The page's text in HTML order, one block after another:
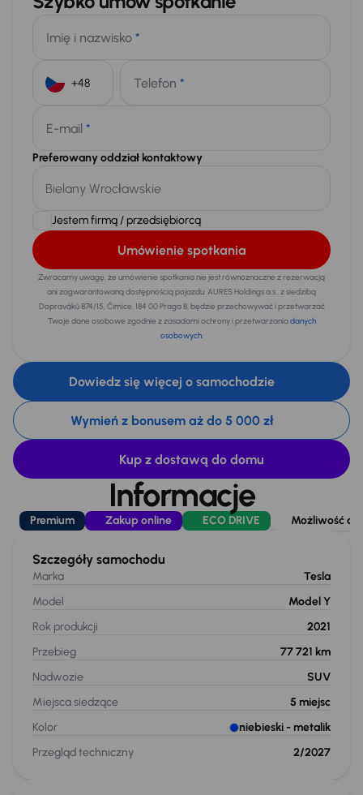
Imię i nazwisko *
Telefon *
E-mail *
Preferowany oddział kontaktowy
Jestem firmą / przedsiębiorcą
Umówienie spotkania
Zwracamy uwagę, że umówienie spotkania nie jest równoznaczne z rezerwacją
ani zagwarantowaną dostępnością pojazdu. AURES Holdings a.s., z siedzibą
Dopraváků 874/15, Čimice, 184 00 Praga 8, będzie przechowywać i przetwarzać
Twoje dane osobowe zgodnie z zasadami ochrony i przetwarzaniadanych
osobowych.
Dowiedz się więcej o samochodzie
Wymień z bonusem aż do 5 000 zł
Kup z dostawą do domu
Informacje
Premium Zakup online ECO DRIVE Możliwość
Szczegóły samochodu
Marka
Tesla
Model
Model Y
Rok produkcji
2021
Przebieg
77 721 km
Nadwozie
SUV
Miejsca siedzące
5 miejsc
Kolor
niebieski - metalik
Przegląd techniczny
2/2027